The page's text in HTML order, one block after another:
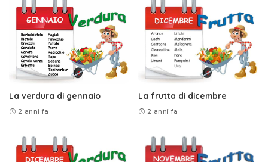
La verdura di gennaio
2 anni fa
La frutta di dicembre
2 anni fa